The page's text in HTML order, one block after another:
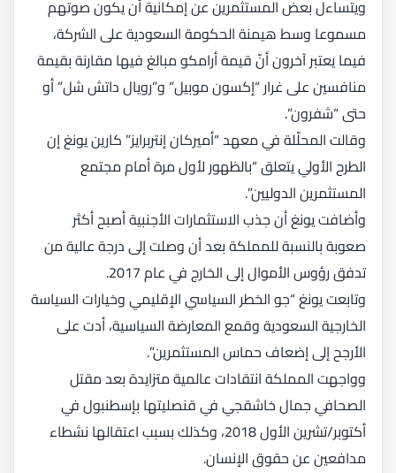
ويتساءل بعض المستثمرين عن إمكانية أن يكون صوتهم
مسموعا وسط هيمنة الحكومة السعودية على الشركة،
فيما يعتبر آخرون أنّ قيمة أرامكو مبالغ فيها مقارنة بقيمة
منافسين على غرار “إكسون موبيل” و”رويال داتش شل” أو
حتى “شفرون”.
وقالت المحلّلة في معهد “أميركان إنتربرايز” كارين يونغ إن
الطرح الأولي يتعلق “بالظهور لأول مرة أمام مجتمع
المستثمرين الدوليين”.
وأضافت يونغ أن جذب الاستثمارات الأجنبية أصبح أكثر
صعوبة بالنسبة للمملكة بعد أن وصلت إلى درجة عالية من
تدفق رؤوس الأموال إلى الخارج في عام 2017.
وتابعت يونغ “جو الخطر السياسي الإقليمي وخيارات السياسة
الخارجية السعودية وقمع المعارضة السياسية، أدت على
الأرجح إلى إضعاف حماس المستثمرين”.
وواجهت المملكة انتقادات عالمية متزايدة بعد مقتل
الصحافي جمال خاشقجي في قنصليتها بإسطنبول في
أكتوبر/تشرين الأول 2018، وكذلك بسبب اعتقالها نشطاء
مدافعين عن حقوق الإنسان.